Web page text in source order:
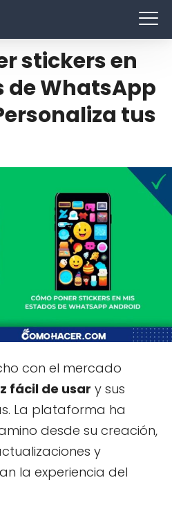
stickers en
de WhatsApp
tus
con el mercado
fácil de usar y sus
La plataforma ha
desde su creación,
y
la experiencia del